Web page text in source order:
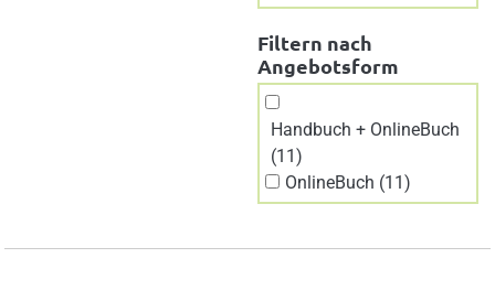
Filtern nach
Angebotsform
Handbuch + OnlineBuch
(11)
OnlineBuch (11)